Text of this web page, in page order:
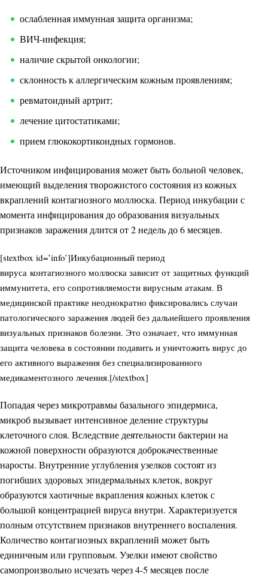
ослабленная иммунная защита организма;
ВИЧ-инфекция;
наличие скрытой онкологии;
склонность к аллергическим кожным проявлениям;
ревматоидный артрит;
лечение цитостатиками;
прием глюкокортикоидных гормонов.
Источником инфицирования может быть больной человек,
имеющий выделения творожистого состояния из кожных
вкраплений контагиозного моллюска. Период инкубации с
момента инфицирования до образования визуальных
признаков заражения длится от 2 недель до 6 месяцев.
[stextbox id=’info’]Инкубационный период
вируса контагиозного моллюска зависит от защитных функций
иммунитета, его сопротивляемости вирусным атакам. В
медицинской практике неоднократно фиксировались случаи
патологического заражения людей без дальнейшего проявления
визуальных признаков болезни. Это означает, что иммунная
защита человека в состоянии подавить и уничтожить вирус до
его активного выражения без специализированного
медикаментозного лечения.[/stextbox]
Попадая через микротравмы базального эпидермиса,
микроб вызывает интенсивное деление структуры
клеточного слоя. Вследствие деятельности бактерии на
кожной поверхности образуются доброкачественные
наросты. Внутренние углубления узелков состоят из
погибших здоровых эпидермальных клеток, вокруг
образуются хаотичные вкрапления кожных клеток с
большой концентрацией вируса внутри. Характеризуется
полным отсутствием признаков внутреннего воспаления.
Количество контагиозных вкраплений может быть
единичным или групповым. Узелки имеют свойство
самопроизвольно исчезать через 4-5 месяцев после